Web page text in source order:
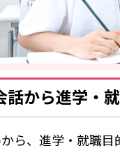
話から進学・
ら、進学・就職目